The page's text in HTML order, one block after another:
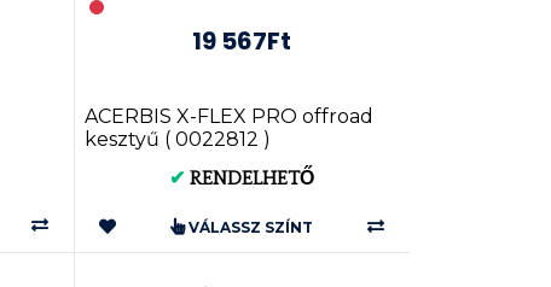
19 567Ft
ACERBIS X-FLEX PRO offroad
kesztyű ( 0022812 )
✔RENDELHETŐ
VÁLASSZ SZÍNT